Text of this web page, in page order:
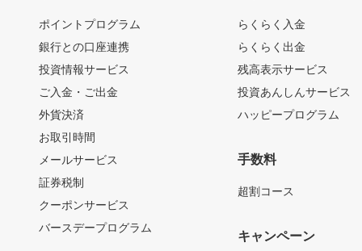
ポイントプログラム
銀行との口座連携
投資情報サービス
ご入金・ご出金
外貨決済
お取引時間
メールサービス
証券税制
クーポンサービス
バースデープログラム
らくらく入金
らくらく出金
残高表示サービス
投資あんしんサービス
ハッピープログラム
手数料
超割コース
キャンペーン